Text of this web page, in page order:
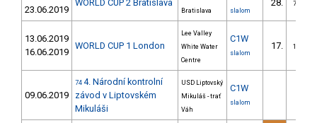
23.06.2019
WORLD CUP 2 Bratislava
Bratislava
slalom
28. 7/U23
13.06.2019
16.06.2019
WORLD CUP 1 London
Lee Valley
White Water
Centre
C1W
slalom
17. 1/U23
09.06.2019
74 4. Národní kontrolní
závod v Liptovském
Mikuláši
USD Liptovský
Mikuláš - trať
Váh
C1W
slalom